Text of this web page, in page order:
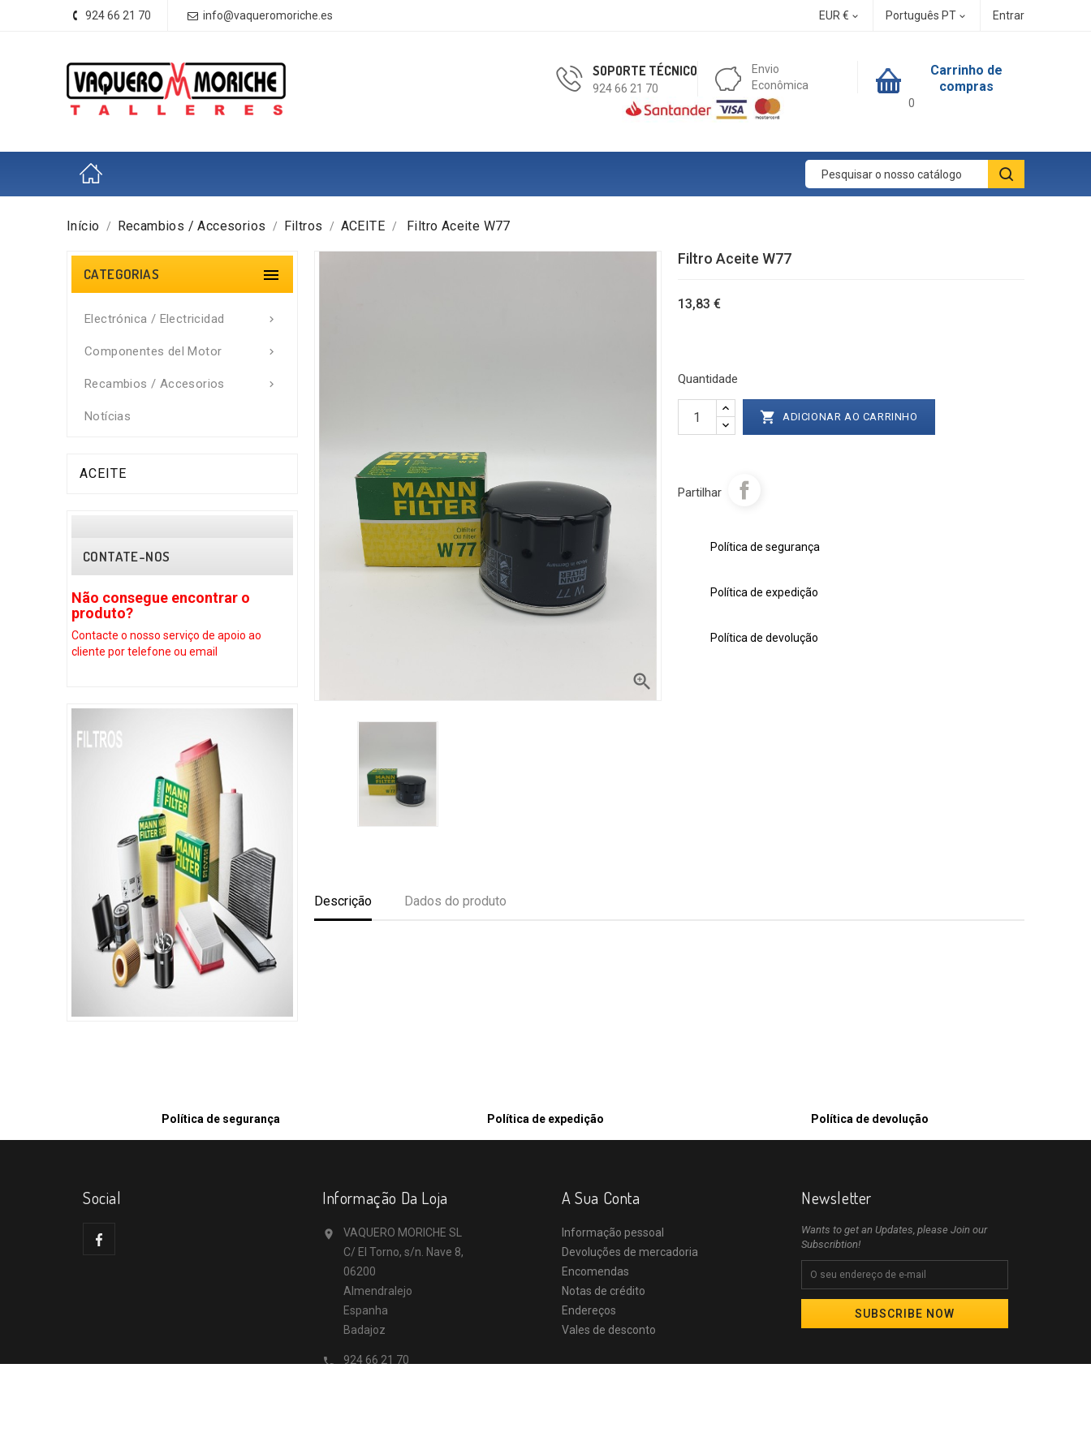
924 66 21 70 info@vaqueromoriche.es EUR €  Português PT  Entrar
Carrinho de
compras
0
SOPORTE TÉCNICO
924 66 21 70
Envio
Econômica
Início Recambios / Accesorios Filtros ACEITE Filtro Aceite W77
CATEGORIAS 

Electrónica / Electricidad

Componentes del Motor

Recambios / Accesorios
Notícias
ACEITE
CONTATE-NOS
Não consegue encontrar o
produto?
Contacte o nosso serviçode apoio ao
cliente por telefone ou email

Filtro Aceite W77
13,83 €
Quantidade
 ADICIONAR AO CARRINHO
Partilhar
Política de segurança
Política de expedição
Política de devolução
Descrição Dados do produto
Política de segurança Política de expedição Política de devolução
Social Informação Da Loja

VAQUERO MORICHE SL
C/ El Torno, s/n. Nave 8,
06200
Almendralejo
Espanha
Badajoz
 924 66 21 70
A Sua Conta
Informação pessoal
Devoluções de mercadoria
Encomendas
Notas de crédito
Endereços
Vales de desconto
Newsletter
Wants to get an Updates, please Join our
Subscribtion!